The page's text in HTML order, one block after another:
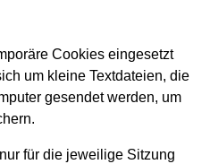
Cookies eingesetzt
um kleine Textdateien, die
gesendet werden, um
für die jeweilige Sitzung